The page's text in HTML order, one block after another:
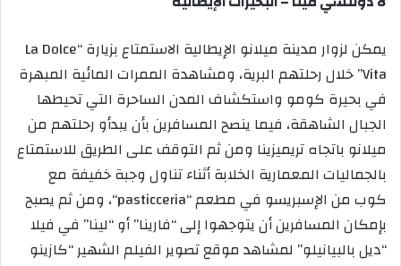
يمكن لزوار مدينة ميلانو الإيطالية الاستمتاع بزيارة “La Dolce
Vita” خلال رحلتهم البرية، ومشاهدة الممرات المائية المبهرة
في بحيرة كومو واستكشاف المدن الساحرة التي تحيطها
الجبال الشاهقة، فيما ينصح المسافرين بأن يبدأو رحلتهم من
ميلانو باتجاه تريميزينا ومن ثم التوقف على الطريق للاستمتاع
بالجماليات المعمارية الخلابة أثناء تناول وجبة خفيفة مع
كوب من الإسبريسو في مطعم “pasticceria“، ومن ثم يصبح
بإمكان المسافرين أن يتوجهوا إلى “فارينا” أو “لينا” في فيلا
“ديل بالبيانيلو” لمشاهد موقع تصوير الفيلم الشهير “كازينو